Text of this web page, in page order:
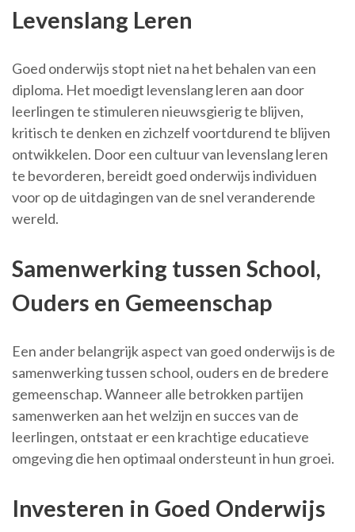
Levenslang Leren
Goed onderwijs stopt niet na het behalen van een
diploma. Het moedigt levenslang leren aan door
leerlingen te stimuleren nieuwsgierig te blijven,
kritisch te denken en zichzelf voortdurend te blijven
ontwikkelen. Door een cultuur van levenslang leren
te bevorderen, bereidt goed onderwijs individuen
voor op de uitdagingen van de snel veranderende
wereld.
Samenwerking tussen School,
Ouders en Gemeenschap
Een ander belangrijk aspect van goed onderwijs is de
samenwerking tussen school, ouders en de bredere
gemeenschap. Wanneer alle betrokken partijen
samenwerken aan het welzijn en succes van de
leerlingen, ontstaat er een krachtige educatieve
omgeving die hen optimaal ondersteunt in hun groei.
Investeren in Goed Onderwijs